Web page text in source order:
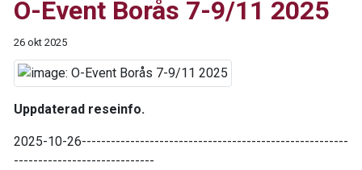
O-Event Borås 7-9/11 2025
26 okt 2025
Uppdaterad reseinfo.
2025-10-26-------------------------------------------------------
-----------------------------